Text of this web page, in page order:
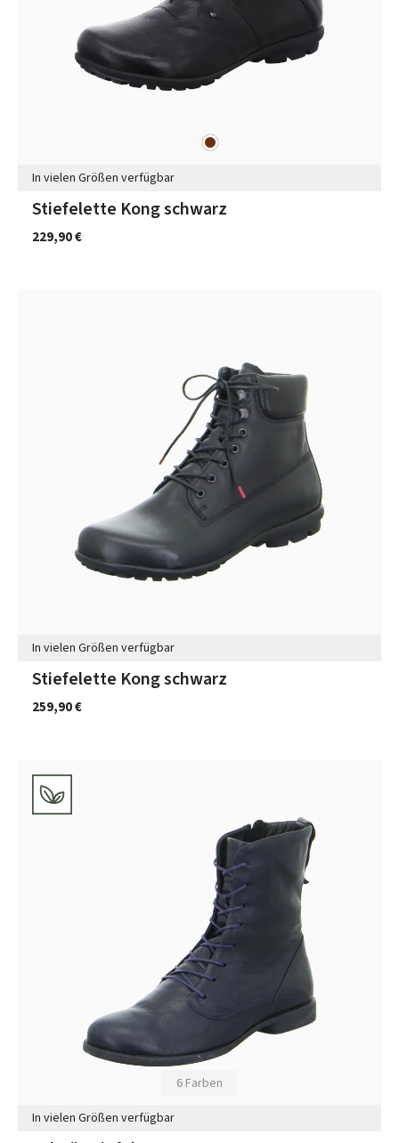
braun
In vielen Größen verfügbar
Stiefelette Kong schwarz
229,90 €
In vielen Größen verfügbar
Stiefelette Kong schwarz
259,90 €
6 Farben
In vielen Größen verfügbar